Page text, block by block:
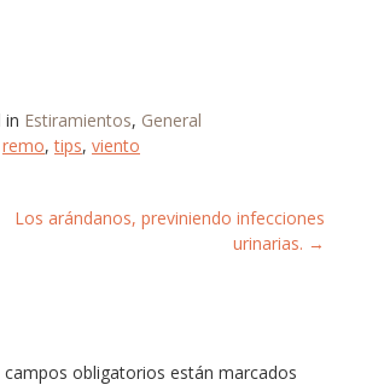
in Estiramientos, General
remo,tips,viento
Los arándanos, previniendo infecciones
urinarias. →
campos obligatorios están marcados